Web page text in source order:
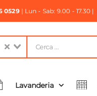
0529| Lun - Sab: 9.00 - 17.30 |
Lavanderia